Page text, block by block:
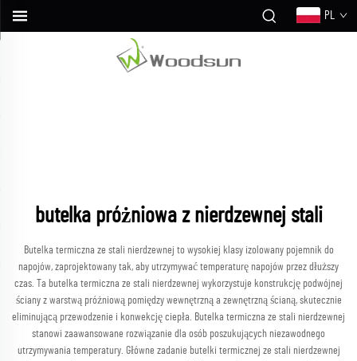
PL
butelka próżniowa z nierdzewnej stali
Butelka termiczna ze stali nierdzewnej to wysokiej klasy izolowany pojemnik do
napojów, zaprojektowany tak, aby utrzymywać temperaturę napojów przez dłuższy
czas. Ta butelka termiczna ze stali nierdzewnej wykorzystuje konstrukcję podwójnej
ściany z warstwą próżniową pomiędzy wewnętrzną a zewnętrzną ścianą, skutecznie
eliminującą przewodzenie i konwekcję ciepła. Butelka termiczna ze stali nierdzewnej
stanowi zaawansowane rozwiązanie dla osób poszukujących niezawodnego
utrzymywania temperatury. Główne zadanie butelki termicznej ze stali nierdzewnej